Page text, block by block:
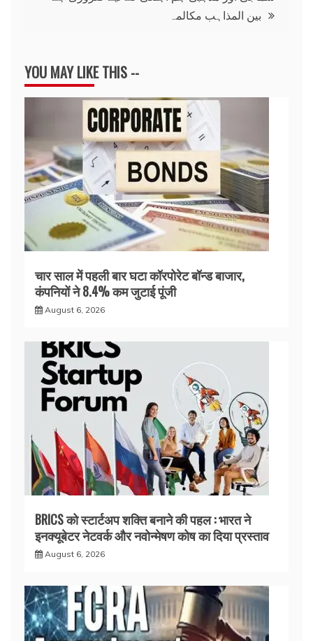
بین المذاہب مکالمہ
YOU MAY LIKE THIS --
चार साल में पहली बार घटा कॉरपोरेट बॉन्ड बाजार,
कंपनियों ने 8.4% कम जुटाई पूंजी
August 6, 2026
BRICS को स्टार्टअप शक्ति बनाने की पहल : भारत ने
इनक्यूबेटर नेटवर्क और नवोन्मेषण कोष का दिया प्रस्ताव
August 6, 2026